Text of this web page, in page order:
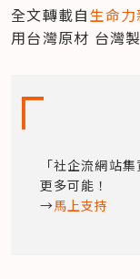
全文轉載自生命
用台灣原材 台灣
「社企流網站
更多可能！
→馬上支持